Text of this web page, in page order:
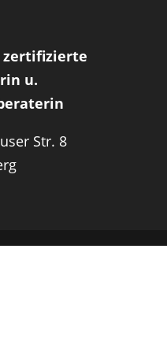
zertifizierte
u.
Str. 8